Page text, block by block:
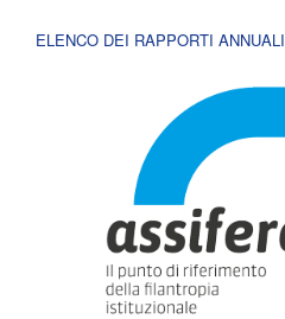
ELENCO DEI RAPPORTI ANNUALI